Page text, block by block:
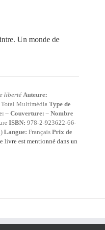
Un monde de
liberté Auteure:
MultimédiaType de
– Couverture: – Nombre
ISBN: 978-2-923622-66-
Langue: Français Prix de
livre est mentionné dans un